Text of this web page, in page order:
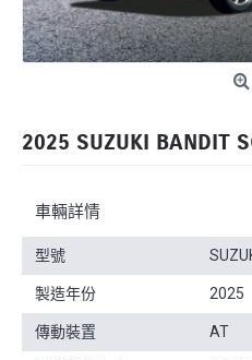
2025 SUZUKI BANDIT
車輛詳情
型號
製造年份 2025
傳動裝置 AT